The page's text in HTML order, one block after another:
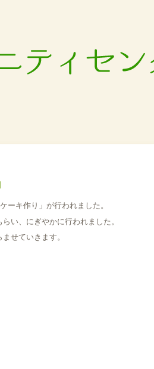
ーキ作り」が行われました。
い、にぎやかに行われました。
せていきます。